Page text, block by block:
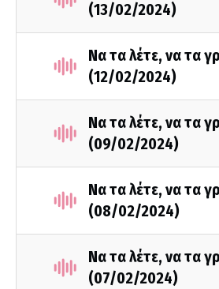
(13/02/2024)
Να τα λέτε, να τα
(12/02/2024)
Να τα λέτε, να τα
(09/02/2024)
Να τα λέτε, να τα
(08/02/2024)
Να τα λέτε, να τα
(07/02/2024)